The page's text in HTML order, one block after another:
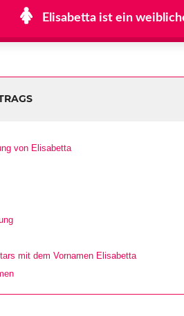
Elisabetta ist ein
von Elisabetta
mit dem Vornamen Elisabetta